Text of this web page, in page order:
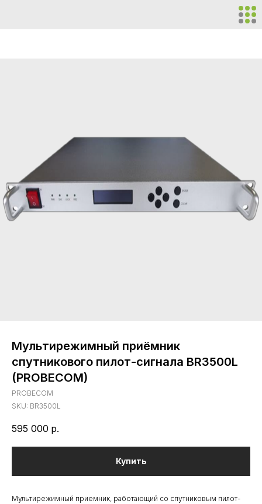
Мультирежимный приёмник
спутникового пилот-сигнала BR3500L
(PROBECOM)
PROBECOM
SKU: BR3500L
595 000 р.
Купить
Мультирежимный приемник, работающий со спутниковым пилот-